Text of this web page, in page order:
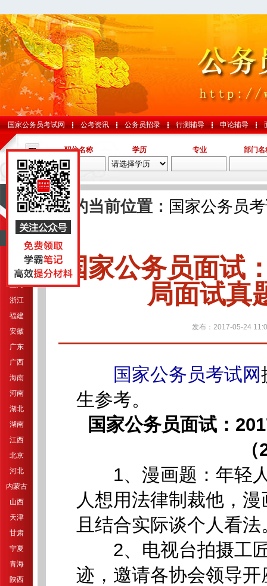
国家公务员考试网 公考资讯 公务员招录 行测辅导 申论辅导
职位名称 学历 专业 部门名
导航
江苏
上海
浙江
福建
安徽
广东
广西
海南
河南
湖北
湖南
江西
北京
河北
内蒙古
山西
天津
甘肃
宁夏
青海
陕西
您的当前位置： 国家公务员
文
国家公务员面试
局面试真
发布：2017-05-24
国家公务员考试网
生参考。
国家公务员面试：
1、漫画题：年轻人
人想用法律制裁他，
且结合实际谈个人看法
2、电视台拍摄工匠
迹，邀请各协会领导